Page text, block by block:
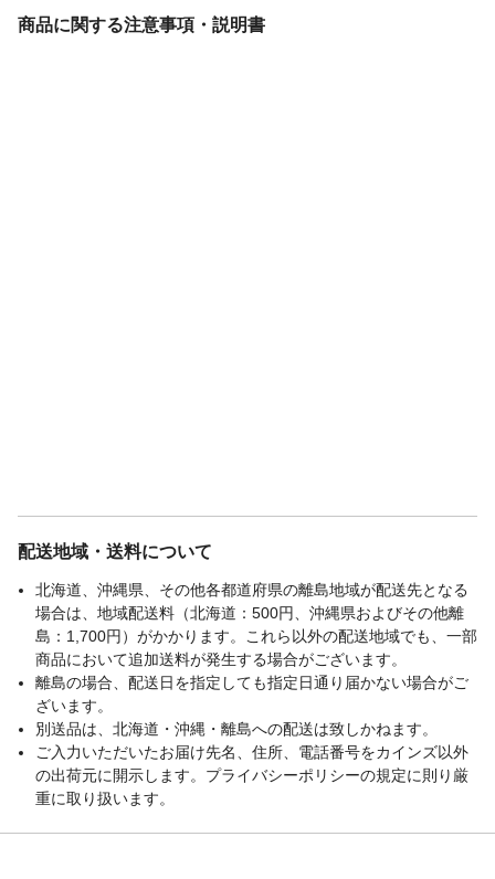
商品に関する注意事項・説明書
配送地域・送料について
北海道、沖縄県、その他各都道府県の離島地域が配送先となる
場合は、地域配送料（北海道：500円、沖縄県およびその他離
島：1,700円）がかかります。これら以外の配送地域でも、一部
商品において追加送料が発生する場合がございます。
離島の場合、配送日を指定しても指定日通り届かない場合がご
ざいます。
別送品は、北海道・沖縄・離島への配送は致しかねます。
ご入力いただいたお届け先名、住所、電話番号をカインズ以外
の出荷元に開示します。プライバシーポリシーの規定に則り厳
重に取り扱います。